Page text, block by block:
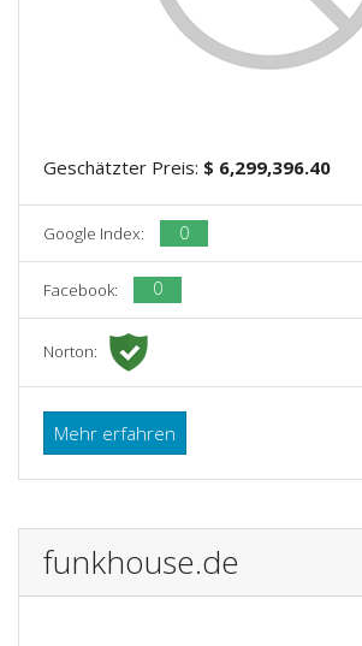
Geschätzter Preis: $ 6,299,396.40
Google Index: 0
Facebook: 0
Norton:
Mehr erfahren
funkhouse.de